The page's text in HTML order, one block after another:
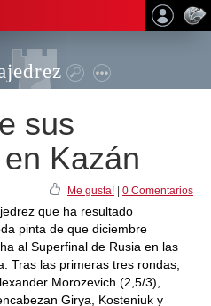
sus
Kazán
Me gusta! 0 Comentarios
que ha resultado
pinta de que diciembre
al Superfinal de Rusia en las
Tras las primeras tres rondas,
Morozevich (2,5/3),
Girya, Kosteniuk y